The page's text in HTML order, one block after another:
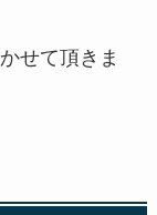
せて頂きま